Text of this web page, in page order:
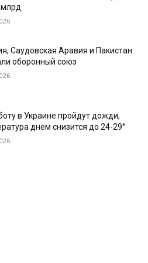
млрд
Саудовская Аравия и Пакистан
оборонный союз
в Украине пройдут дожди,
днем снизится до 24-29°